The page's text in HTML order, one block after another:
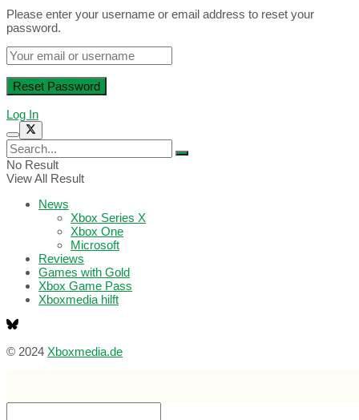
Please enter your username or email address to reset your
password.
Log In
No Result
View All Result
News
Xbox Series X
Xbox One
Microsoft
Reviews
Games with Gold
Xbox Game Pass
Xboxmedia hilft
© 2024 Xboxmedia.de